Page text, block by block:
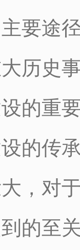
要途
历史
的重
的传
，对
的至